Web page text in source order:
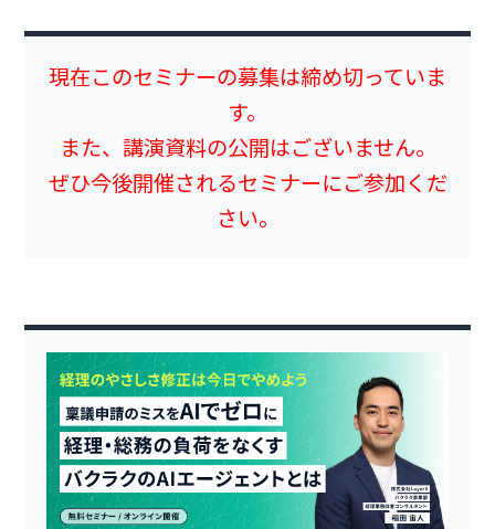
現在このセミナーの募集は締め切っていま
す。
また、講演資料の公開はございません。
ぜひ今後開催されるセミナーにご参加くだ
さい。